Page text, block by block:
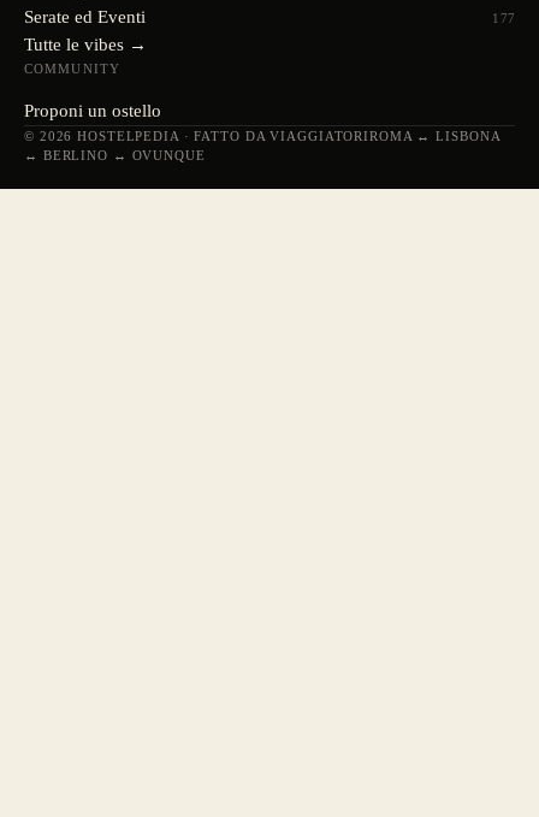
Serate ed Eventi 177
Tutte le vibes →
COMMUNITY
Proponi un ostello
© 2026 HOSTELPEDIA · FATTO DA VIAGGIATORIROMA ↔ LISBONA
↔ BERLINO ↔ OVUNQUE